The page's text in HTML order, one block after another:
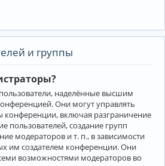
и группы
наделённые высшим
Они могут управлять
конференции, включая разграничение
пользователей, создание групп
модераторов и т. п., в зависимости
им создателем конференции. Они
возможностями модераторов во